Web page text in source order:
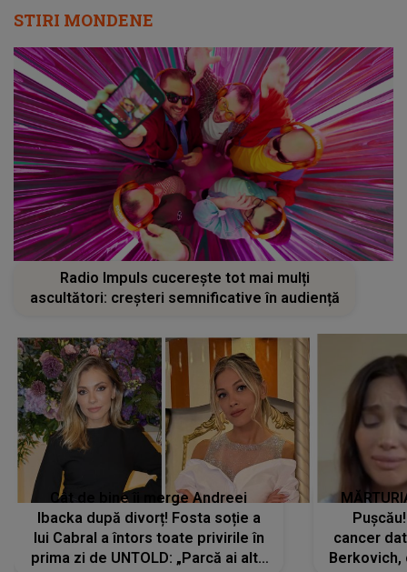
STIRI MONDENE
Radio Impuls cucerește tot mai mulți
ascultători: creșteri semnificative în audiență
Cât de bine îi merge Andreei
Ibacka după divorț! Fosta soție a
lui Cabral a întors toate privirile în
prima zi de UNTOLD: „Parcă ai altă
cancer
Berkovich,